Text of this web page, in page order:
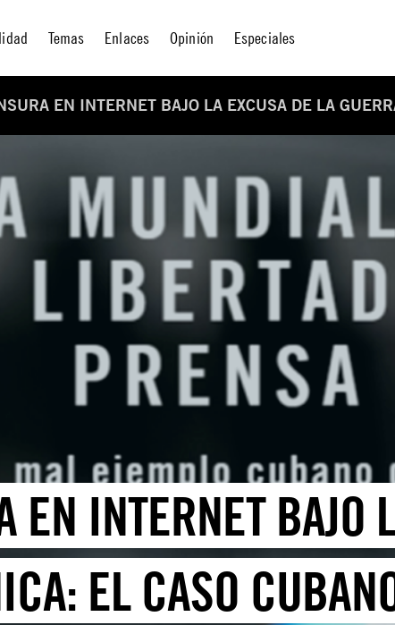
Temas Enlaces Opinión Especiales
EN INTERNET BAJO LA EXCUSA DE LA
EN INTERNET BAJO
EL CASO